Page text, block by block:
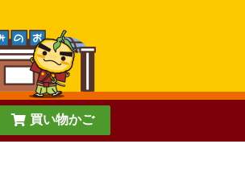
買い物かご